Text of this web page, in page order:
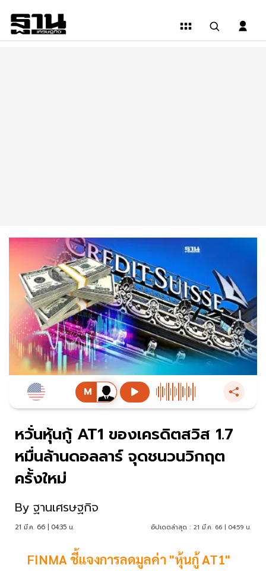
หวั่นหุ้นกู้ AT1 ของเครดิตสวิส 1.7
หมื่นล้านดอลลาร์ จุดชนวนวิกฤต
ครั้งใหม่
By ฐานเศรษฐกิจ
21 มี.ค. 66 | 04:35 น. อัปเดตล่าสุด : 21 มี.ค. 66 | 04:59 น.
FINMA ชี้แจงการลดมูลค่า "หุ้นกู้ AT1"